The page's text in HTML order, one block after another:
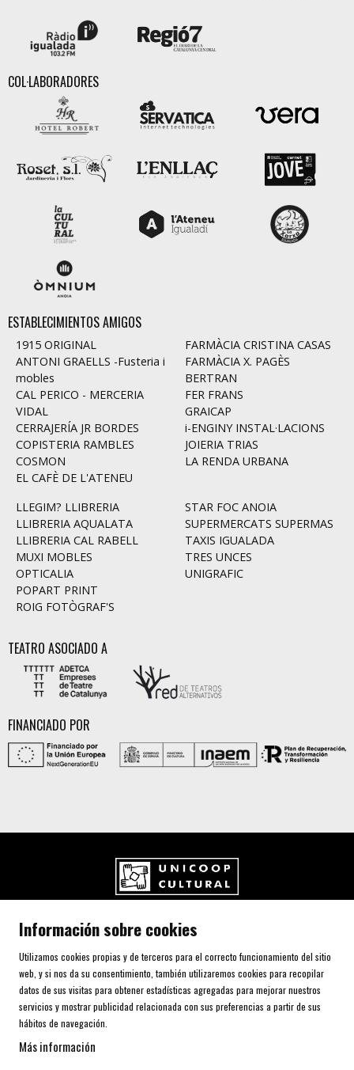
COL·LABORADORES
ESTABLECIMIENTOS AMIGOS
1915 ORIGINAL
ANTONI GRAELLS -Fusteria i
mobles
CAL PERICO - MERCERIA
VIDAL
CERRAJERÍA JR BORDES
COPISTERIA RAMBLES
COSMON
EL CAFÈ DE L'ATENEU
FARMÀCIA CRISTINA CASAS
FARMÀCIA X. PAGÈS
BERTRAN
FER FRANS
GRAICAP
i-ENGINY INSTAL·LACIONS
JOIERIA TRIAS
LA RENDA URBANA
LLEGIM? LLIBRERIA
LLIBRERIA AQUALATA
LLIBRERIA CAL RABELL
MUXI MOBLES
OPTICALIA
POPART PRINT
ROIG FOTÒGRAF'S
STAR FOC ANOIA
SUPERMERCATS SUPERMAS
TAXIS IGUALADA
TRES UNCES
UNIGRAFIC
TEATRO ASOCIADO A
FINANCIADO POR
Carrer de l'Aurora, 80 (Plaça de Cal Font)
Telf. 93 805 00 75
AVISO LEGAL Y POLÍTICA DE PRIVACIDAD
Información sobre cookies
Utilizamos cookies propias y de terceros para el correcto funcionamiento del sitio
web, y si nos da su consentimiento, también utilizaremos cookies para recopilar
datos de sus visitas para obtener estadísticas agregadas para mejorar nuestros
servicios y mostrar publicidad relacionada con sus preferencias a partir de sus
hábitos de navegación.
Más información